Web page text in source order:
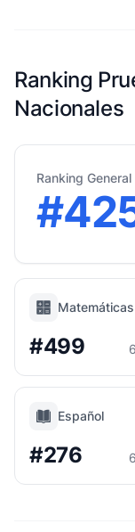
Ranking
Nacionales
Ranking General
Matemáticas
#499
Español
#276